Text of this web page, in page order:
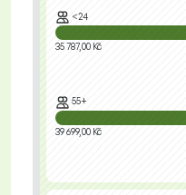
<24
35 787,00 Kč
55+
39 699,00 Kč